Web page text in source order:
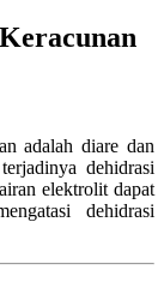
adalah diare dan
dehidrasi
elektrolit dapat
dehidrasi